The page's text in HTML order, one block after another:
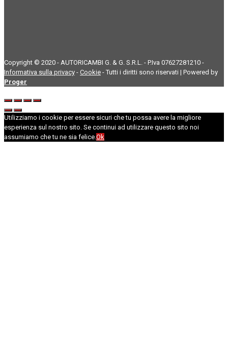
Copyright © 2020 - AUTORICAMBI G. & G. S.R.L. - P.Iva 07627281210 -
Informativa sulla privacy - Cookie - Tutti i diritti sono riservati | Powered by
Proger
Utilizziamo i cookie per essere sicuri che tu possa avere la migliore
esperienza sul nostro sito. Se continui ad utilizzare questo sito noi
assumiamo che tu ne sia felice.Ok